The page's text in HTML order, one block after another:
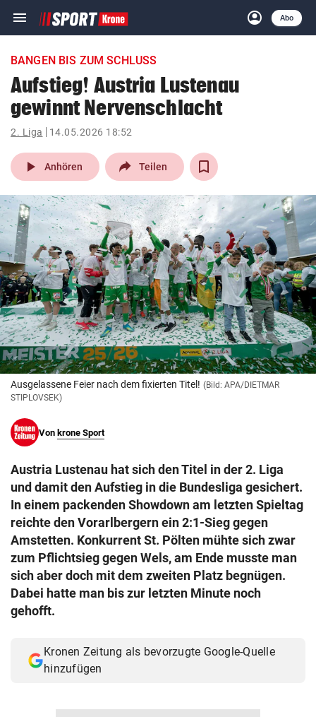
menu Navigation
ein-/ausklappen
account_circle
Anmelden
Abo
close Schließen
account_circle Anmelden
arrow_right
pin_drop
Wien arrow_right
bookmark
search
Suchbegriff
eingeben
© Krone Multimedia GmbH & Co KG 2026
Muthgasse 2, 1190 Wien
BANGEN BIS ZUM SCHLUSS
Aufstieg! Austria Lustenau
gewinnt Nervenschlacht
2. Liga 14.05.2026 18:52
play_arrow Anhören Teilen
Ausgelassene Feier nach dem fixierten Titel! (Bild: APA/DIETMAR
STIPLOVSEK)
Von krone Sport
Austria Lustenau hat sich den Titel in der 2. Liga
und damit den Aufstieg in die Bundesliga gesichert.
In einem packenden Showdown am letzten Spieltag
reichte den Vorarlbergern ein 2:1-Sieg gegen
Amstetten. Konkurrent St. Pölten mühte sich zwar
zum Pflichtsieg gegen Wels, am Ende musste man
sich aber doch mit dem zweiten Platz begnügen.
Dabei hatte man bis zur letzten Minute noch
gehofft.
Kronen Zeitung als bevorzugte Google-Quelle
hinzufügen